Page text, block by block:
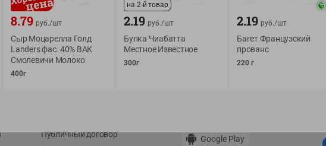
Оплата
Возврат товара
Оформление заказа
Публичный договор
Обратная связь
Google Play
8.79 руб./шт
Сыр Моцарелла Голд
Landers фас. 40% ВАК
Смолевичи Молоко
400г
на 2-й товар
2.19 руб./шт
Булка Чиабатта
Местное Известное
300г
2.19 руб./шт
Багет Французский
прованс
220 г